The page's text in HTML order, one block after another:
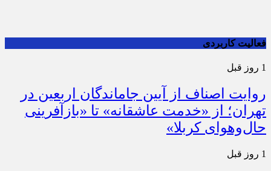
فعالیت کاربردی
1 روز قبل
روایت اصناف از آیین جاماندگان اربعین در
تهران؛ از «خدمت عاشقانه» تا «بازآفرینی
حال‌وهوای کربلا»
1 روز قبل